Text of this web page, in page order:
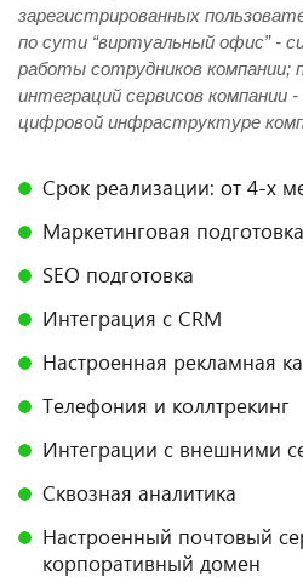
зарегистрированных
по сути “виртуальный офис” -
работы сотрудников компании;
интеграций сервисов компании
цифровой инфраструктуре
Срок реализации: от 4-х
Маркетинговая подготовка
SEO подготовка
Интеграция с CRM
Настроенная рекламная
Телефония и коллтрекинг
Интеграции с внешними
Сквозная аналитика
Настроенный почтовый
корпоративный домен